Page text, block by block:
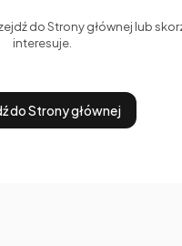
do Strony głównej lub
interesuje.
do Strony głównej